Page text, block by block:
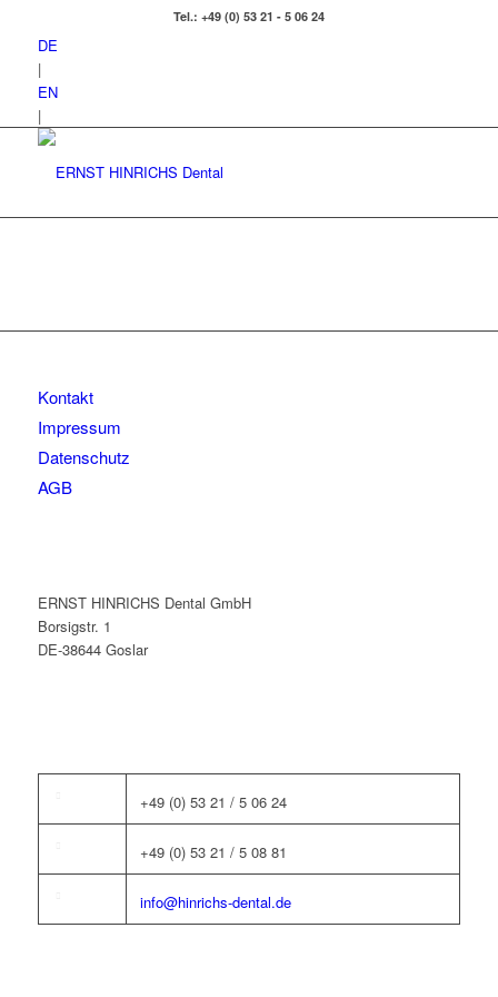
Tel.: +49 (0) 53 21 - 5 06 24
DE
|
EN
|
Kontakt
Impressum
Datenschutz
AGB
ERNST HINRICHS Dental GmbH
Borsigstr. 1
DE-38644 Goslar
+49 (0) 53 21 / 5 06 24
+49 (0) 53 21 / 5 08 81
info@hinrichs-dental.de